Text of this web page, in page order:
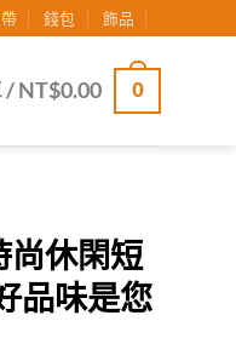
錢包 飾品
/NT$0.00 0
尚休閑短
品味是您